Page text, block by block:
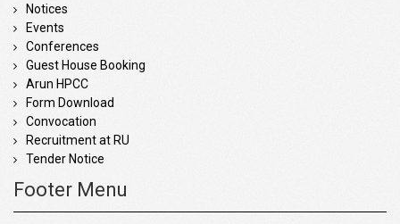
Notices
Events
Conferences
Guest House Booking
Arun HPCC
Form Download
Convocation
Recruitment at RU
Tender Notice
Footer Menu